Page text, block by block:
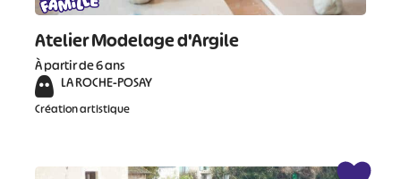
Atelier Modelage d'Argile
À partir de 6 ans
LA ROCHE-POSAY
Création artistique
# #
#